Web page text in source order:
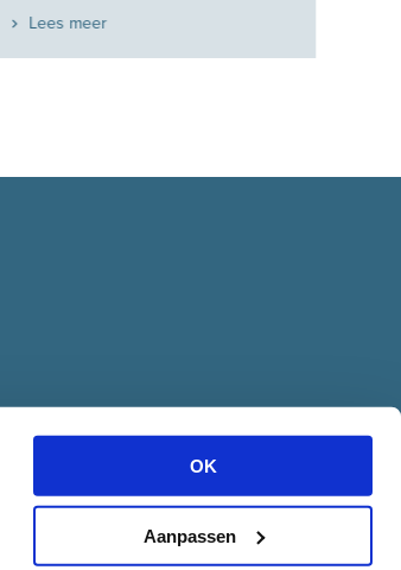
OK
Aanpassen
Lees meer